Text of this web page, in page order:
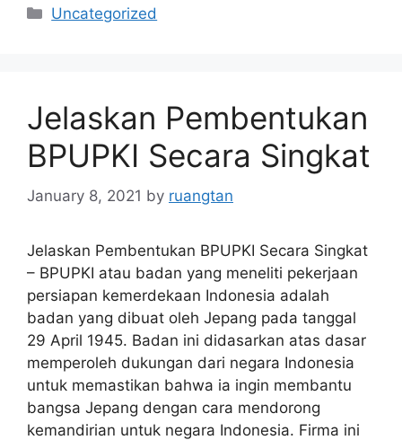
Categories
Uncategorized
Jelaskan Pembentukan
BPUPKI Secara Singkat
January 8, 2021 by ruangtan
Jelaskan Pembentukan BPUPKI Secara Singkat
– BPUPKI atau badan yang meneliti pekerjaan
persiapan kemerdekaan Indonesia adalah
badan yang dibuat oleh Jepang pada tanggal
29 April 1945. Badan ini didasarkan atas dasar
memperoleh dukungan dari negara Indonesia
untuk memastikan bahwa ia ingin membantu
bangsa Jepang dengan cara mendorong
kemandirian untuk negara Indonesia. Firma ini